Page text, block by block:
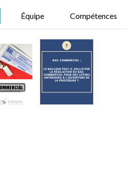
Équipe Compétences